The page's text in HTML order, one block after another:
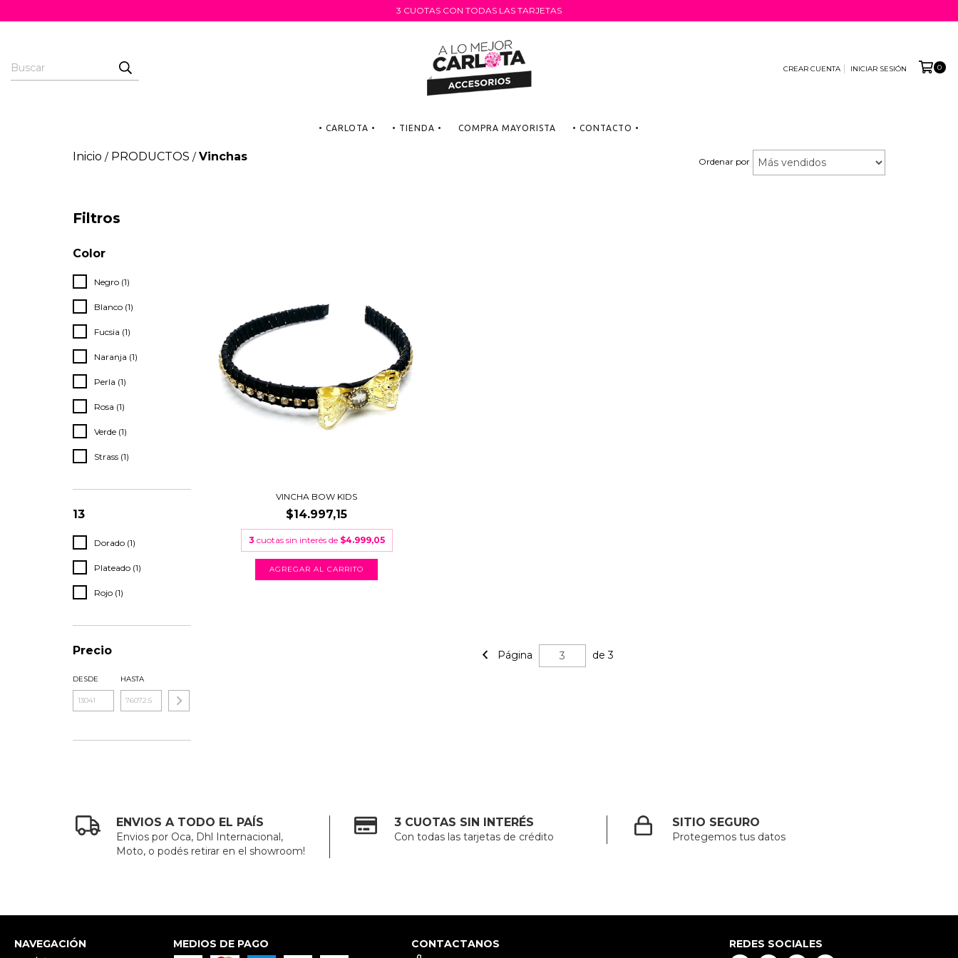
3 CUOTAS CON TODAS LAS TARJETAS
CREAR CUENTA INICIAR SESIÓN 0
• CARLOTA • • TIENDA • COMPRA MAYORISTA • CONTACTO •
Inicio / PRODUCTOS / Vinchas Ordenar por
Filtros
Color
Negro (1)
Blanco (1)
Fucsia (1)
Naranja (1)
Perla (1)
Rosa (1)
Verde (1)
Strass (1)
13
Dorado (1)
Plateado (1)
Rojo (1)
Precio
DESDE HASTA
VINCHA BOW KIDS
$14.997,15
3 cuotas sin interés de $4.999,05
Página de 3
ENVIOS A TODO EL PAÍS
Envios por Oca, Dhl Internacional,
Moto, o podés retirar en el showroom!
3 CUOTAS SIN INTERÉS
Con todas las tarjetas de crédito
SITIO SEGURO
Protegemos tus datos
NAVEGACIÓN MEDIOS DE PAGO CONTACTANOS REDES SOCIALES